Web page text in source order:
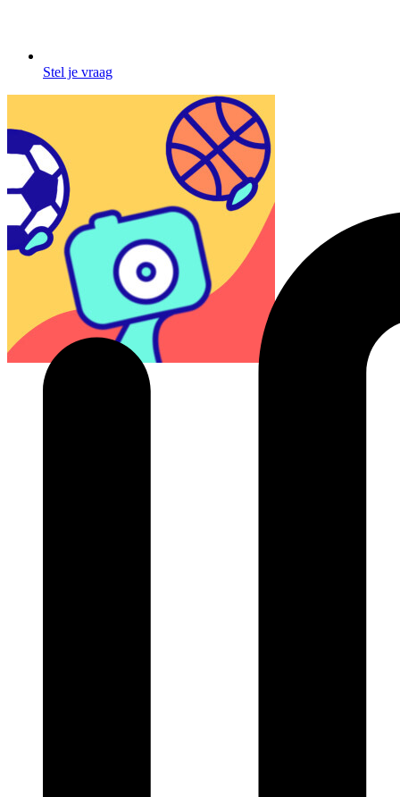
Stel je vraag